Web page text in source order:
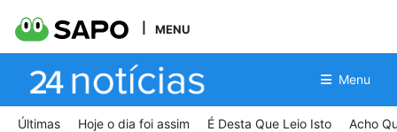
MENU
Menu
Últimas Hoje o dia foi assim É Desta Que Leio Isto Acho